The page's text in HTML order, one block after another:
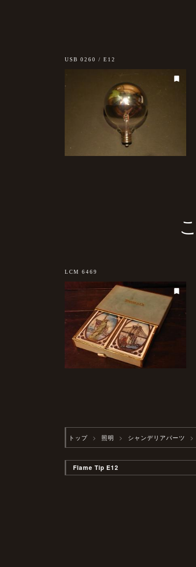
USB 0260 / E12
LCM 6469
トップ 照明 シャンデリアパーツ
Flame Tip E12